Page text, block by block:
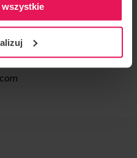
wszystkie
4way
до табору або маєте
з нами за